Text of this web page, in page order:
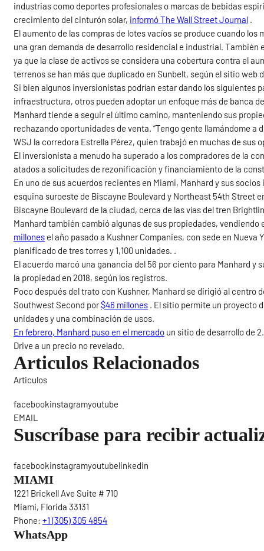
industrias como deportes profesionales o marcas de bebidas
crecimiento del cinturón solar, informó The Wall Street Journal .
El aumento de las compras de lotes vacíos se produce cuando
una gran demanda de desarrollo residencial e industrial.
ya que la clase de activos se considera una cobertura contra el
terrenos se han más que duplicado en Sunbelt, según el sitio web
Si bien algunos inversionistas podrían estar dando los siguientes
infraestructura, otros pueden adoptar un enfoque más de banca
Manhard tiende a seguir el último camino, manteniendo sus
rechazando oportunidades de venta. “Tengo gente llamándome
WSJ la corredora Estrella Pérez, quien trabajó en muchas de sus
El inversionista a menudo ha superado a los compradores de la
atados a solicitudes de rezonificación y financiamiento de la
En uno de sus acuerdos recientes en Miami, Manhard y sus
esquina suroeste de Biscayne Boulevard y Northeast 54th Street
Biscayne Boulevard de la ciudad, cerca de las vías del tren
Manhard también cambió algunas de sus propiedades,
millones el año pasado a Kushner Companies, con sede en
planificado de tres torres y 1,100 unidades. .
El acuerdo marcó una ganancia del 56 por ciento para Manhard y
la propiedad en 2018, según los registros.
Poco después del trato con Kushner, Manhard se dirigió al centro
Southwest Second por$46 millones . El sitio permite un proyecto
unidades y una combinación de usos.
En febrero, Manhard puso en el mercado un sitio de desarrollo de
Drive a un precio no revelado.
Articulos Relacionados
Articulos
facebookinstagramyoutube
EMAIL
Suscríbase para recibir
facebookinstagramyoutubelinkedin
MIAMI
1221 Brickell Ave Suite # 710
Miami, Florida 33131
Phone: +1 (305) 305 4854
WhatsApp